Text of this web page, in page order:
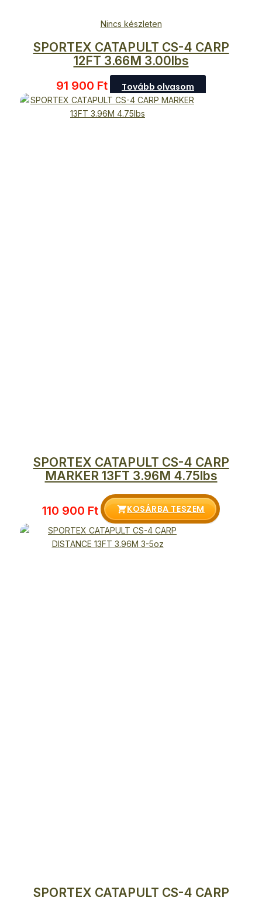
Nincs készleten
SPORTEX CATAPULT CS-4 CARP
12FT 3.66M 3.00lbs
91 900 Ft Tovább olvasom
SPORTEX CATAPULT CS-4 CARP
MARKER 13FT 3.96M 4.75lbs
110 900 Ft KOSÁRBA TESZEM
SPORTEX CATAPULT CS-4 CARP